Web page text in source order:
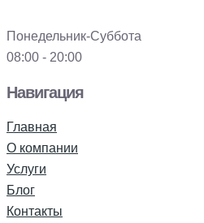
Понедельник-Суббота
08:00 - 20:00
Навигация
Главная
О компании
Услуги
Блог
Контакты